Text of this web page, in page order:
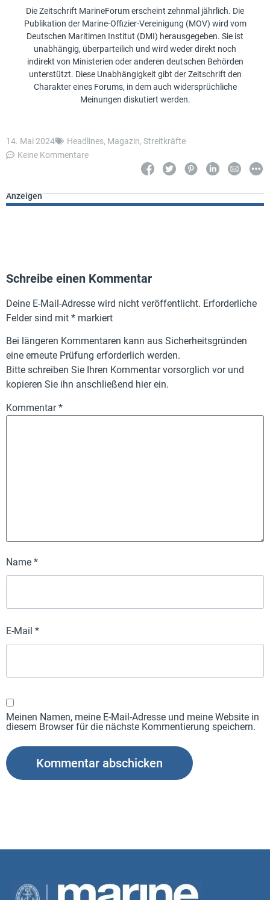
Die Zeitschrift MarineForum erscheint zehnmal jährlich. Die
Publikation der Marine-Offizier-Vereinigung (MOV) wird vom
Deutschen Maritimen Institut (DMI) herausgegeben. Sie ist
unabhängig, überparteilich und wird weder direkt noch
indirekt von Ministerien oder anderen deutschen Behörden
unterstützt. Diese Unabhängigkeit gibt der Zeitschrift den
Charakter eines Forums, in dem auch widersprüchliche
Meinungen diskutiert werden.
14. Mai 2024 Headlines, Magazin, Streitkräfte
Keine Kommentare
Anzeigen
Schreibe einen Kommentar
Deine E-Mail-Adresse wird nicht veröffentlicht. Erforderliche
Felder sind mit * markiert
Bei längeren Kommentaren kann aus Sicherheitsgründen
eine erneute Prüfung erforderlich werden.
Bitte schreiben Sie Ihren Kommentar vorsorglich vor und
kopieren Sie ihn anschließend hier ein.
Kommentar*
Name *
E-Mail *
Meinen Namen, meine E-Mail-Adresse und meine Website in
diesem Browser für die nächste Kommentierung speichern.